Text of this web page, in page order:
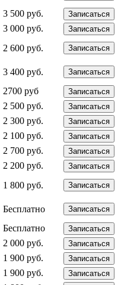
3 500 руб. Записаться
3 000 руб. Записаться
2 600 руб. Записаться
3 400 руб. Записаться
2700 руб Записаться
2 500 руб. Записаться
2 300 руб. Записаться
2 100 руб. Записаться
2 700 руб. Записаться
2 200 руб. Записаться
1 800 руб. Записаться
Бесплатно Записаться
Бесплатно Записаться
2 000 руб. Записаться
1 900 руб. Записаться
1 900 руб. Записаться